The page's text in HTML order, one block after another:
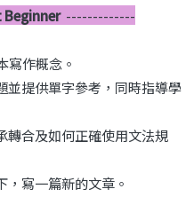
-------------
作概念。
提供單字參考，同時指導學
合及如何正確使用文法規
寫一篇新的文章。